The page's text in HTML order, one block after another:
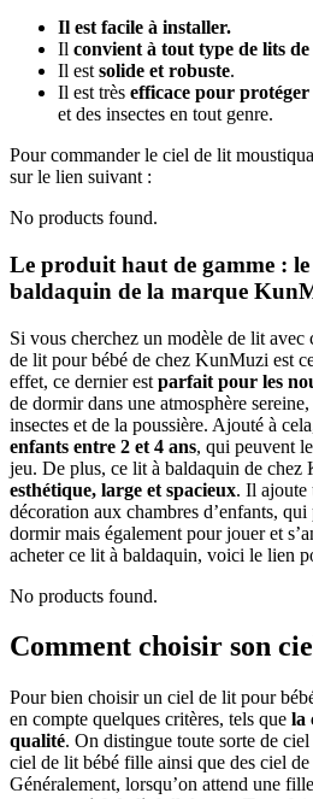
Il est facile à installer.
Il convient à tout type de lits
Il est solide et robuste.
Il est très efficace pour protéger
et des insectes en tout genre.
Pour commander le ciel de lit
sur le lien suivant :
No products found.
Le produit haut de gamme :
baldaquin de la marque
Si vous cherchez un modèle de lit
de lit pour bébé de chez KunMuzi est
effet, ce dernier est parfait pour les
de dormir dans une atmosphère
insectes et de la poussière. Ajouté à
enfants entre 2 et 4 ans, qui peuvent
jeu. De plus, ce lit à baldaquin de chez
esthétique, large et spacieux. Il ajoute
décoration aux chambres d’enfants,
dormir mais également pour jouer et
acheter ce lit à baldaquin, voici le lien
No products found.
Comment choisir son
Pour bien choisir un ciel de lit pour
en compte quelques critères, tels que la
qualité. On distingue toute sorte de
ciel de lit bébé fille ainsi que des ciel
Généralement, lorsqu’on attend une